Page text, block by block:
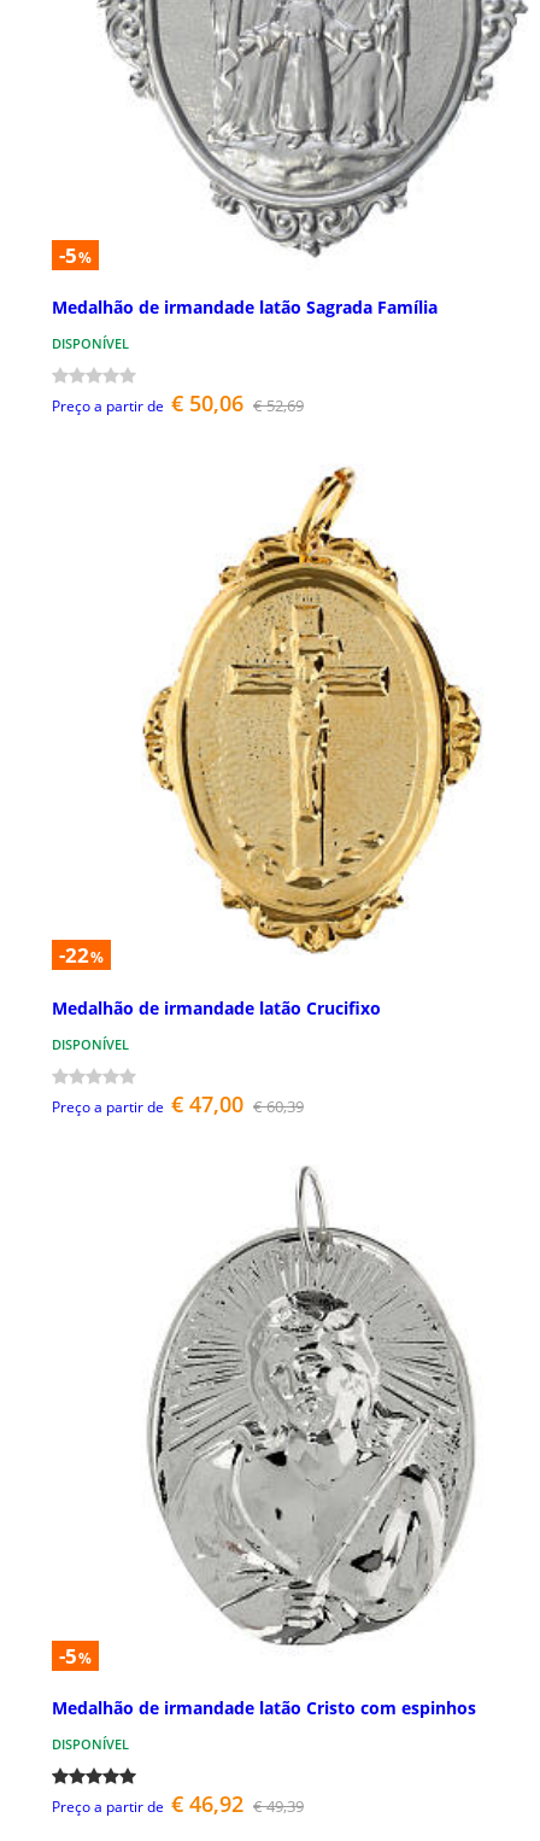
-5%
Medalhão de irmandade latão Sagrada Família
DISPONÍVEL
Preço a partir de € 50,06 € 52,69
-22%
Medalhão de irmandade latão Crucifixo
DISPONÍVEL
Preço a partir de € 47,00 € 60,39
-5%
Medalhão de irmandade latão Cristo com espinhos
DISPONÍVEL
Preço a partir de € 46,92 € 49,39